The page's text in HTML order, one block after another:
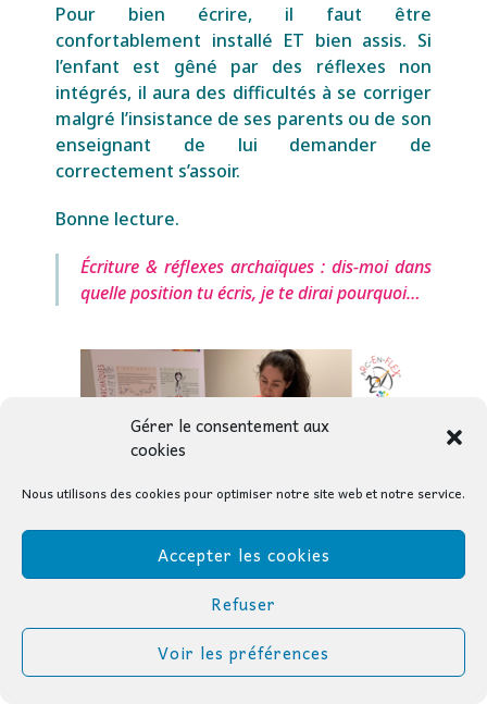
Gérer le consentement aux
cookies
Nous utilisons des cookies pour optimiser notre site web et notre service.
Accepter les cookies
Refuser
Voir les préférences
Pour bien écrire, il faut être
confortablement installé ET bien assis. Si
l’enfant est gêné par des réflexes non
intégrés, il aura des difficultés à se corriger
malgré l’insistance de ses parents ou de son
enseignant de lui demander de
correctement s’assoir.
Bonne lecture.
Écriture & réflexes archaïques : dis-moi dans
quelle position tu écris, je te dirai pourquoi…